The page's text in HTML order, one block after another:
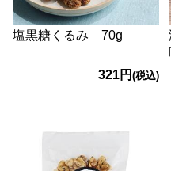
塩黒糖くるみ 70g
321円(税込)